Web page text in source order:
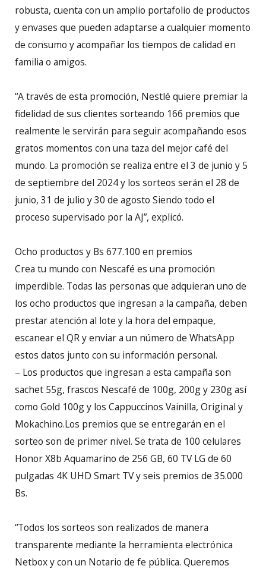
robusta, cuenta con un amplio portafolio de productos
y envases que pueden adaptarse a cualquier momento
de consumo y acompañar los tiempos de calidad en
familia o amigos.
“A través de esta promoción, Nestlé quiere premiar la
fidelidad de sus clientes sorteando 166 premios que
realmente le servirán para seguir acompañando esos
gratos momentos con una taza del mejor café del
mundo. La promoción se realiza entre el 3 de junio y 5
de septiembre del 2024 y los sorteos serán el 28 de
junio, 31 de julio y 30 de agosto Siendo todo el
proceso supervisado por la AJ”, explicó.
Ocho productos y Bs 677.100 en premios
Crea tu mundo con Nescafé es una promoción
imperdible. Todas las personas que adquieran uno de
los ocho productos que ingresan a la campaña, deben
prestar atención al lote y la hora del empaque,
escanear el QR y enviar a un número de WhatsApp
estos datos junto con su información personal.
– Los productos que ingresan a esta campaña son
sachet 55g, frascos Nescafé de 100g, 200g y 230g así
como Gold 100g y los Cappuccinos Vainilla, Original y
Mokachino.Los premios que se entregarán en el
sorteo son de primer nivel. Se trata de 100 celulares
Honor X8b Aquamarino de 256 GB, 60 TV LG de 60
pulgadas 4K UHD Smart TV y seis premios de 35.000
Bs.
“Todos los sorteos son realizados de manera
transparente mediante la herramienta electrónica
Netbox y con un Notario de fe pública. Queremos